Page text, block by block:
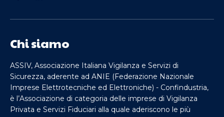
Chi siamo
ASSIV, Associazione Italiana Vigilanza e Servizi di
Sicurezza, aderente ad ANIE (Federazione Nazionale
Imprese Elettrotecniche ed Elettroniche) - Confindustria,
è l’Associazione di categoria delle imprese di Vigilanza
Privata e Servizi Fiduciari alla quale aderiscono le più